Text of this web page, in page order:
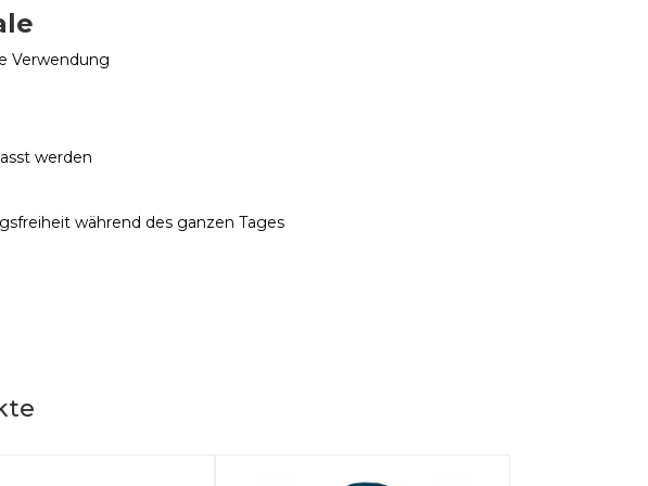
Verwendung
werden
während des ganzen Tages